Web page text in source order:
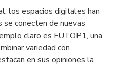
los espacios digitales han
conecten de nuevas
claro es FUTOP1, una
variedad con
en sus opiniones la